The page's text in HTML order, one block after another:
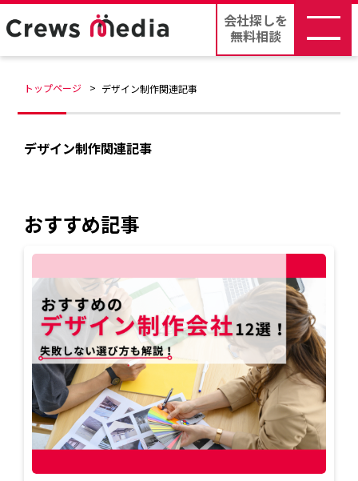
会社探しを
無料相談
トップページ デザイン制作関連記事
デザイン制作関連記事
おすすめ記事